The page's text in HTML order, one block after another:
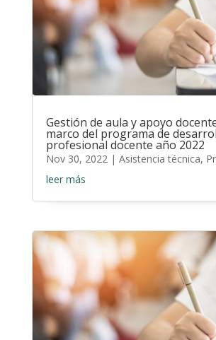
Gestión de aula y apoyo
marco del programa de
profesional docente año 2022
Nov 30, 2022| Asistencia técnica,
leer más